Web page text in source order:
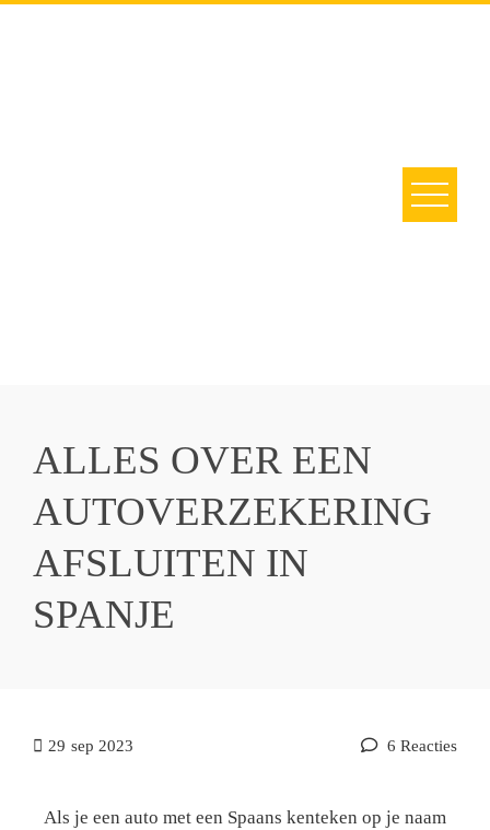
ALLES OVER EEN
AUTOVERZEKERING
AFSLUITEN IN
SPANJE
29 sep 2023 6 Reacties
Als je een auto met een Spaans kenteken op je naam